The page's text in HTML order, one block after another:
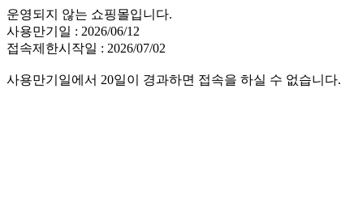
운영되지 않는 쇼핑몰입니다.
사용만기일 : 2026/06/12
접속제한시작일 : 2026/07/02
사용만기일에서 20일이 경과하면 접속을 하실 수 없습니다.